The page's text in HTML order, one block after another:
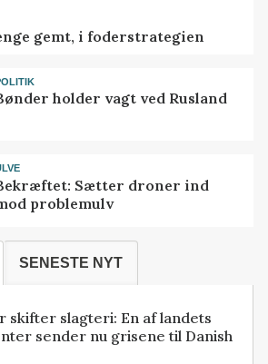
gemt, i foderstrategien
holder vagt ved Rusland
Sætter droner ind
problemulv
SENESTE NYT
skifter slagteri: En af landets
sender nu grisene til Danish